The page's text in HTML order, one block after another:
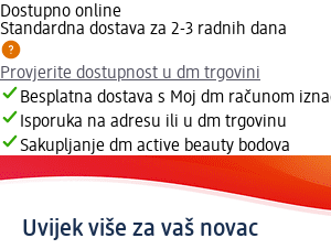
Dostupno online
Standardna dostava za 2-3 radnih dana
Provjerite dostupnost u dm trgovini
Besplatna dostava s Moj dm računom
Isporuka na adresu ili u dm trgovinu
Sakupljanje dm active beauty bodova
Uvijek više za vaš novac